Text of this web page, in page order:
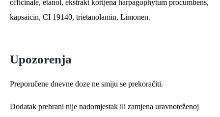
officinale, etanol, ekstrakt korijena harpagophytum procumbens,
kapsaicin, CI 19140, trietanolamin, Limonen.
Upozorenja
Preporučene dnevne doze ne smiju se prekoračiti.
Dodatak prehrani nije nadomjestak ili zamjena uravnoteženoj